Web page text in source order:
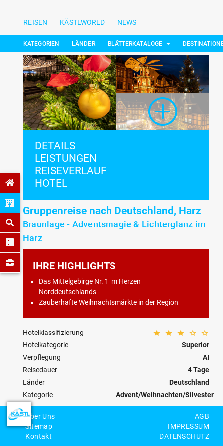
REISEN KÄSTLWORLD NEWS
KATEGORIEN LÄNDER BLÄTTERKATALOGE
DETAILS
LEISTUNGEN
REISEVERLAUF
HOTEL
Gruppenreise nach Deutschland, Harz
Braunlage - Adventsmagie & Lichterglanz im
Harz
IHRE HIGHLIGHTS
Das Mittelgebirge Nr. 1 im Herzen
Norddeutschlands
Zauberhafte Weihnachtsmärkte in der Region
Hotelklassifizierung
Hotelkategorie
Superior
Verpflegung
AI
Reisedauer
4 Tage
Länder
Deutschland
Kategorie
Advent/Weihnachten/Silvester
Reisecode
DE-38-W-0008
Über Uns
Sitemap
Kontakt
AGB
IMPRESSUM
DATENSCHUTZ